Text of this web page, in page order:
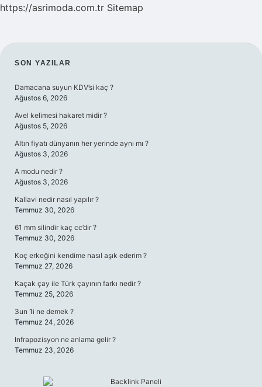
https://asrimoda.com.tr Sitemap
SIDEBAR
SON YAZILAR
Damacana suyun KDV’si kaç ?
Ağustos 6, 2026
Avel kelimesi hakaret midir ?
Ağustos 5, 2026
Altın fiyatı dünyanın her yerinde aynı mı ?
Ağustos 3, 2026
A modu nedir ?
Ağustos 3, 2026
Kallavi nedir nasıl yapılır ?
Temmuz 30, 2026
61 mm silindir kaç cc’dir ?
Temmuz 30, 2026
Koç erkeğini kendime nasıl aşık ederim ?
Temmuz 27, 2026
Kaçak çay ile Türk çayının farkı nedir ?
Temmuz 25, 2026
3un 1i ne demek ?
Temmuz 24, 2026
Infrapozisyon ne anlama gelir ?
Temmuz 23, 2026